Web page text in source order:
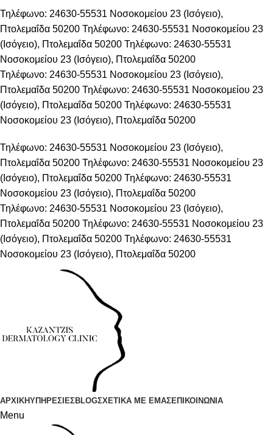
Τηλέφωνο: 24630-55531 Νοσοκομείου 23 (Ισόγειο),
Πτολεμαΐδα 50200 Τηλέφωνο: 24630-55531 Νοσοκομείου 23
(Ισόγειο), Πτολεμαΐδα 50200 Τηλέφωνο: 24630-55531
Νοσοκομείου 23 (Ισόγειο), Πτολεμαΐδα 50200
Τηλέφωνο: 24630-55531 Νοσοκομείου 23 (Ισόγειο),
Πτολεμαΐδα 50200 Τηλέφωνο: 24630-55531 Νοσοκομείου 23
(Ισόγειο), Πτολεμαΐδα 50200 Τηλέφωνο: 24630-55531
Νοσοκομείου 23 (Ισόγειο), Πτολεμαΐδα 50200
Τηλέφωνο: 24630-55531 Νοσοκομείου 23 (Ισόγειο),
Πτολεμαΐδα 50200 Τηλέφωνο: 24630-55531 Νοσοκομείου 23
(Ισόγειο), Πτολεμαΐδα 50200 Τηλέφωνο: 24630-55531
Νοσοκομείου 23 (Ισόγειο), Πτολεμαΐδα 50200
Τηλέφωνο: 24630-55531 Νοσοκομείου 23 (Ισόγειο),
Πτολεμαΐδα 50200 Τηλέφωνο: 24630-55531 Νοσοκομείου 23
(Ισόγειο), Πτολεμαΐδα 50200 Τηλέφωνο: 24630-55531
Νοσοκομείου 23 (Ισόγειο), Πτολεμαΐδα 50200
ΑΡΧΙΚΗΥΠΗΡΕΣΙΕΣBLOGΣΧΕΤΙΚΑ ΜΕ ΕΜΑΣΕΠΙΚΟΙΝΩΝΙΑ
Menu